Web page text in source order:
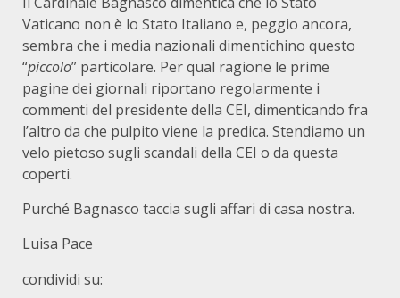
Vaticano non è lo Stato Italiano e, peggio ancora,
sembra che i media nazionali dimentichino questo
“piccolo” particolare. Per qual ragione le prime
pagine dei giornali riportano regolarmente i
commenti del presidente della CEI, dimenticando fra
l’altro da che pulpito viene la predica. Stendiamo un
velo pietoso sugli scandali della CEI o da questa
coperti.
Purché Bagnasco taccia sugli affari di casa nostra.
Luisa Pace
condividi su: